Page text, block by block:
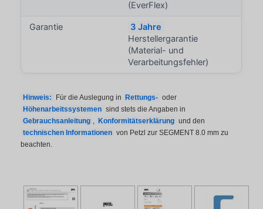
(EverFlex)
Garantie
3 Jahre
Herstellergarantie
(Material- und
Verarbeitungsfehler)
Hinweis: Für die Auslegung in Rettungs- oder
Höhenarbeitssystemen sind stets die Angaben in
Gebrauchsanleitung
Konformitätserklärung und den
technischen Informationen von Petzl zur SEGMENT 8.0 mm zu
beachten.